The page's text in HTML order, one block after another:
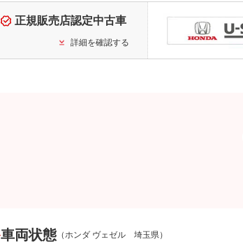
正規販売店認定中古車
詳細を確認する
車両状態 （ホンダ ヴェゼル 埼玉県）